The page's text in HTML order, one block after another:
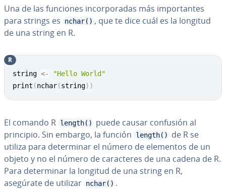
Una de las funciones in­co­r­po­ra­das más im­po­r­ta­n­tes
para strings es
nchar() , que te dice cuál es la longitud
de una string en R.
string <-
"Hello World"
print (nchar(string) )
R
El comando R length()
puede causar confusión al
principio. Sin embargo, la función
length()
de R se
utiliza para de­te­r­mi­nar el número de elementos de un
objeto y no el número de ca­ra­c­te­res de una cadena de R.
Para de­te­r­mi­nar la longitud de una string en R,
asegúrate de utilizar nchar() .